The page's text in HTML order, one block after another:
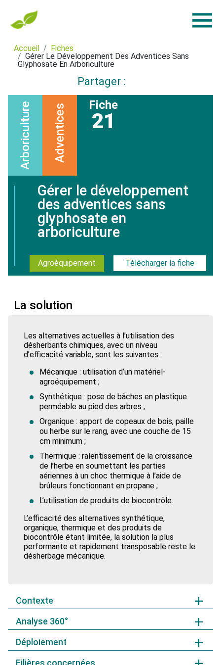
Accueil
Fiches
Gérer Le Développement Des Adventices Sans
Glyphosate En Arboriculture
Partager :
Arboriculture Adventices Fiche
21
Gérer le développement
des adventices sans
glyphosate en
arboriculture
Agroéquipement Télécharger la fiche
La solution
Les alternatives actuelles à l’utilisation des
désherbants chimiques, avec un niveau
d’efficacité variable, sont les suivantes :
Mécanique : utilisation d’un matériel-
agroéquipement ;
Synthétique : pose de bâches en plastique
perméable au pied des arbres ;
Organique : apport de copeaux de bois, paille
ou herbe sur le rang, avec une couche de 15
cm minimum ;
Thermique : ralentissement de la croissance
de l’herbe en soumettant les parties
aériennes à un choc thermique à l’aide de
brûleurs fonctionnant en propane ;
L’utilisation de produits de biocontrôle.
L’efficacité des alternatives synthétique,
organique, thermique et des produits de
biocontrôle étant limitée, la solution la plus
performante et rapidement transposable reste le
désherbage mécanique.
Contexte
L’entretien du sol en arboriculture concerne le rang et
l’inter-rang. La zone la plus délicate à gérer sans
herbicide est le rang, la gestion mécanique de l’inter-
rang posant moins de difficulté. Le désherbage
chimique du rang est aujourd’hui la pratique la plus
Analyse 360°
Niveau de réduction d’utilisation et / ou d’impact
potentiel
Le niveau de réduction est difficilement quantifiable
Déploiement
Filières concernées